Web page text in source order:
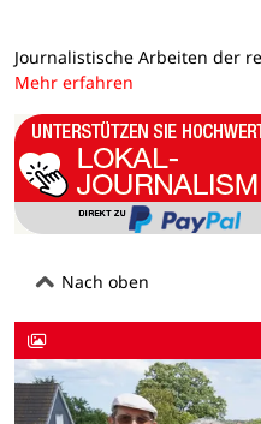
Journalistische Arbeiten der
Mehr erfahren
Nach oben